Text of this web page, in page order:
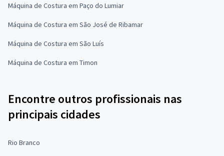
Máquina de Costura em Paço do Lumiar
Máquina de Costura em São José de Ribamar
Máquina de Costura em São Luís
Máquina de Costura em Timon
Encontre outros profissionais nas
principais cidades
Rio Branco